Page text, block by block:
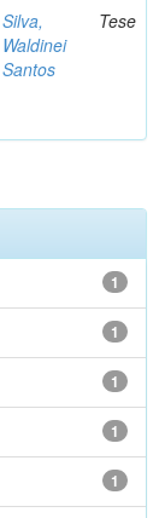
Silva,
Waldinei
Santos
Tese
1
1
1
1
1